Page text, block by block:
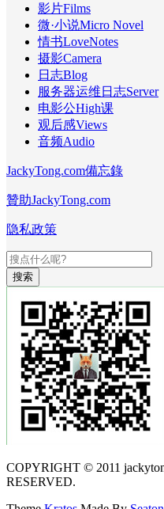
影片Films
微·小说Micro Novel
情书LoveNotes
摄影Camera
日志Blog
服务器运维日志Server
电影公High课
观后感Views
音频Audio
JackyTong.com備忘錄
贊助JackyTong.com
隐私政策
搜索
COPYRIGHT © 2011
RESERVED.